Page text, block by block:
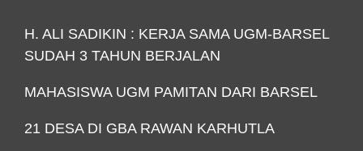
H. ALI SADIKIN : KERJA SAMA UGM-BARSEL
SUDAH 3 TAHUN BERJALAN
MAHASISWA UGM PAMITAN DARI BARSEL
21 DESA DI GBA RAWAN KARHUTLA